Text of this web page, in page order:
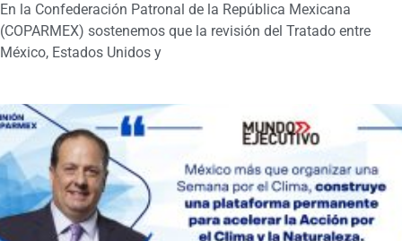
En la Confederación Patronal de la República Mexicana
(COPARMEX) sostenemos que la revisión del Tratado entre
México, Estados Unidos y